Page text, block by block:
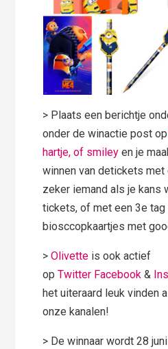
> Plaats een berichtje
onder de winactie post op
hartje, of smiley en je
winnen van detickets met
zeker iemand als je kans
tickets, of met een 3e
biosccopkaartjes met
>Olivette is ook actief
opTwitter Facebook &
het uiteraard leuk vinden
onze kanalen!
> De winnaar wordt 28